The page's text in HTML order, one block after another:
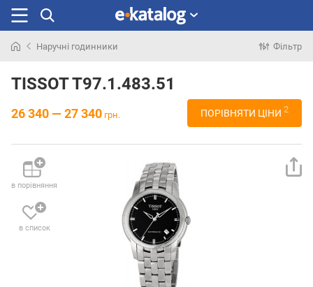
раніше
Наручні годинники Фільтр
TISSOT T97.1.483.51
26 340 — 27 340 грн. ПОРІВНЯТИ ЦІНИ 2
в порівняння
в список